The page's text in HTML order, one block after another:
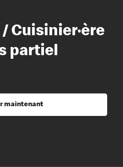
Cuisinier·ère
partiel
maintenant